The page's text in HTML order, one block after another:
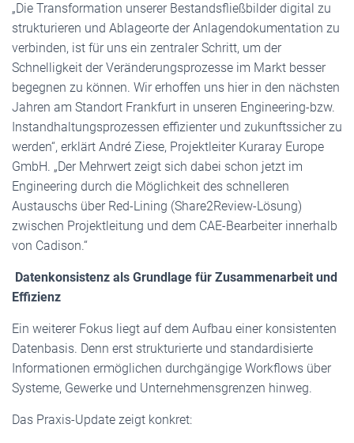
„Die Transformation unserer Bestandsfließbilder digital zu
strukturieren und Ablageorte der Anlagendokumentation zu
verbinden, ist für uns ein zentraler Schritt, um der
Schnelligkeit der Veränderungsprozesse im Markt besser
begegnen zu können. Wir erhoffen uns hier in den nächsten
Jahren am Standort Frankfurt in unseren Engineering-bzw.
Instandhaltungsprozessen effizienter und zukunftssicher zu
werden“, erklärt André Ziese, Projektleiter Kuraray Europe
GmbH. „Der Mehrwert zeigt sich dabei schon jetzt im
Engineering durch die Möglichkeit des schnelleren
Austauschs über Red-Lining (Share2Review-Lösung)
zwischen Projektleitung und dem CAE-Bearbeiter innerhalb
von Cadison.“
Datenkonsistenz als Grundlage für Zusammenarbeit und
Effizienz
Ein weiterer Fokus liegt auf dem Aufbau einer konsistenten
Datenbasis. Denn erst strukturierte und standardisierte
Informationen ermöglichen durchgängige Workflows über
Systeme, Gewerke und Unternehmensgrenzen hinweg.
Das Praxis-Update zeigt konkret: